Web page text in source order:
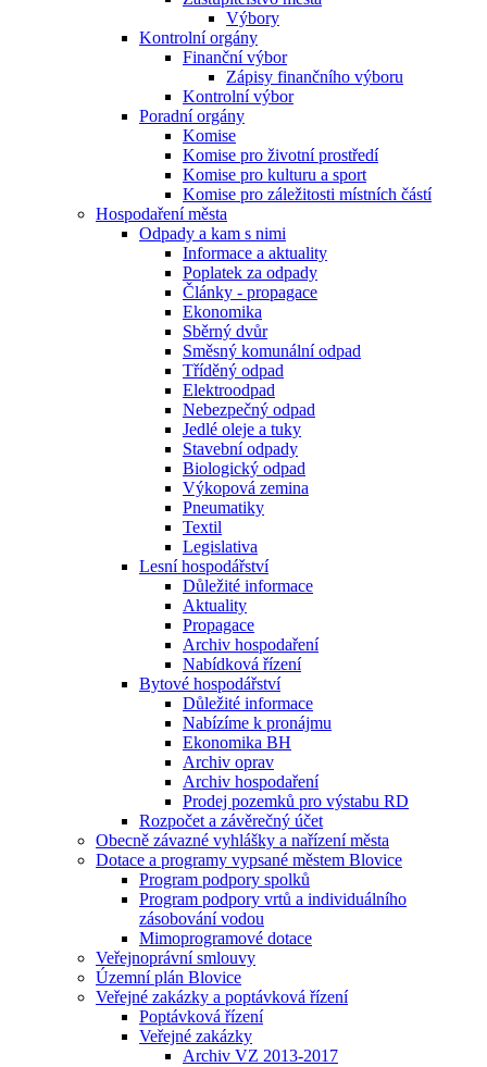
Výbory
Kontrolní orgány
Finanční výbor
Zápisy finančního výboru
Kontrolní výbor
Poradní orgány
Komise
Komise pro životní prostředí
Komise pro kulturu a sport
Komise pro záležitosti místních částí
Hospodaření města
Odpady a kam s nimi
Informace a aktuality
Poplatek za odpady
Články - propagace
Ekonomika
Sběrný dvůr
Směsný komunální odpad
Tříděný odpad
Elektroodpad
Nebezpečný odpad
Jedlé oleje a tuky
Stavební odpady
Biologický odpad
Výkopová zemina
Pneumatiky
Textil
Legislativa
Lesní hospodářství
Důležité informace
Aktuality
Propagace
Archiv hospodaření
Nabídková řízení
Bytové hospodářství
Důležité informace
Nabízíme k pronájmu
Ekonomika BH
Archiv oprav
Archiv hospodaření
Prodej pozemků pro výstabu RD
Rozpočet a závěrečný účet
Obecně závazné vyhlášky a nařízení města
Dotace a programy vypsané městem Blovice
Program podpory spolků
Program podpory vrtů a individuálního
zásobování vodou
Mimoprogramové dotace
Veřejnoprávní smlouvy
Územní plán Blovice
Veřejné zakázky a poptávková řízení
Poptávková řízení
Veřejné zakázky
Archiv VZ 2013-2017